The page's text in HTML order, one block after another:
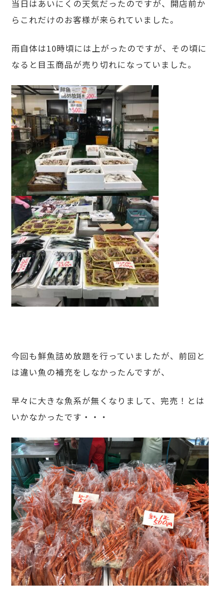
当日はあいにくの天気だったのですが、開店前か
らこれだけのお客様が来られていました。
雨自体は10時頃には上がったのですが、その頃に
なると目玉商品が売り切れになっていました。
今回も鮮魚詰め放題を行っていましたが、前回と
は違い魚の補充をしなかったんですが、
早々に大きな魚系が無くなりまして、完売！とは
いかなかったです・・・